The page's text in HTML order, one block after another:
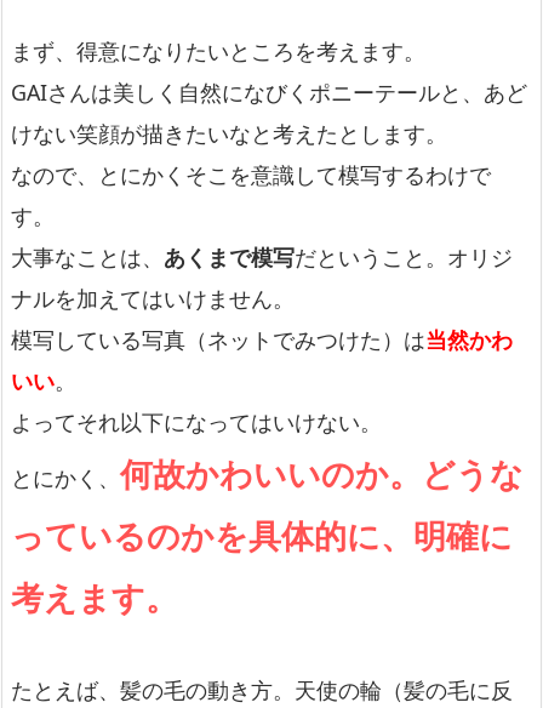
まず、得意になりたいところを考えます。
GAIさんは美しく自然になびくポニーテールと、あど
けない笑顔が描きたいなと考えたとします。
なので、とにかくそこを意識して模写するわけで
す。
大事なことは、 あくまで模写だということ。オリジ
ナルを加えてはいけません。
模写している写真（ネットでみつけた）は当然かわ
いい。
よってそれ以下になってはいけない。
とにかく、 何故かわいいのか。どうな
っているのかを具体的に、明確に
考えます。
たとえば、髪の毛の動き方。天使の輪（髪の毛に反